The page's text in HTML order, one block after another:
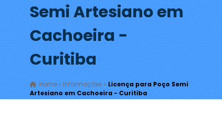
Semi Artesiano em
Cachoeira -
Curitiba
Home» Informações » Licença para Poço Semi
Artesiano em Cachoeira - Curitiba